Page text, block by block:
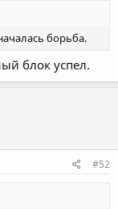
борьба.
блок успел.
#52